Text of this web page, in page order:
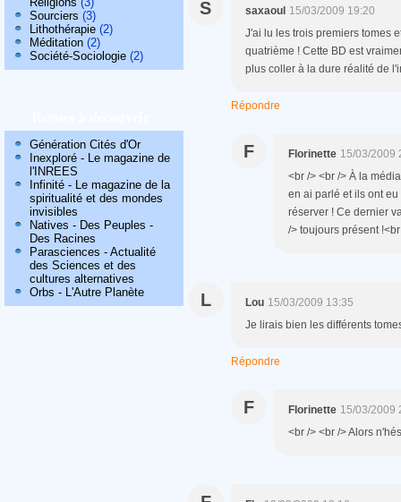
Sourciers (3)
Lithothérapie (2)
Méditation (2)
Société-Sociologie (2)
Génération Cités d'Or
Inexploré - Le magazine de
l'INREES
Infinité - Le magazine de la
spiritualité et des mondes
invisibles
Natives - Des Peuples -
Des Racines
Parasciences - Actualité
des Sciences et des
cultures alternatives
Orbs - L'Autre Planète
S saxaoul 15/03/2009 19:20
J'ai lu les trois premiers tomes
quatrième ! Cette BD est
plus coller à la dure réalité de
Répondre
F Florinette 15/03/2009
<br /> <br /> À la
en ai parlé et ils ont
réserver ! Ce dernier
/> toujours présent
L Lou 15/03/2009 13:35
Je lirais bien les différents
Répondre
F Florinette 15/03/2009
<br /> <br /> Alors